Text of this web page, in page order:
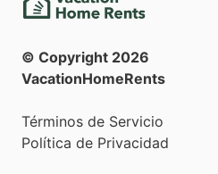
© Copyright 2026
VacationHomeRents
Términos de Servicio
Política de Privacidad